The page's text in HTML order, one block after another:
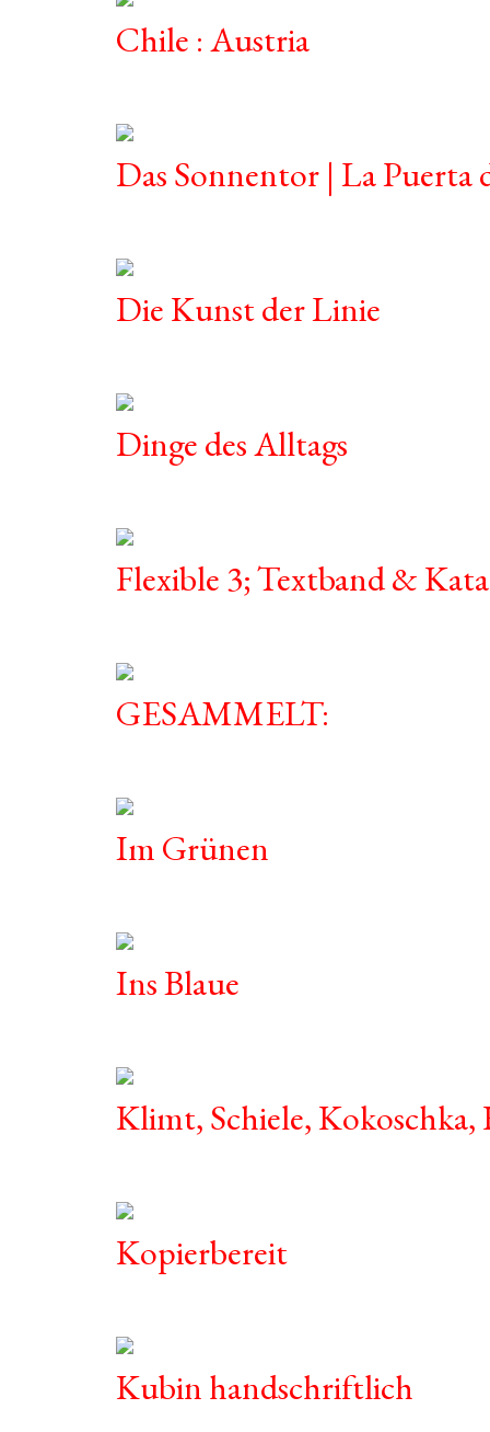
Chile : Austria
Das Sonnentor | La Puerta
Die Kunst der Linie
Dinge des Alltags
Flexible 3; Textband &
GESAMMELT:
Im Grünen
Ins Blaue
Klimt, Schiele,
Kopierbereit
Kubin handschriftlich